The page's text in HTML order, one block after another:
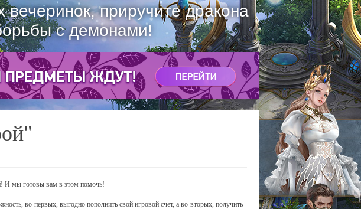
приручите дракона
с демонами!
И мы готовы вам в этом помочь!
во-первых, выгодно пополнить свой игровой счет, а во-вторых, получить